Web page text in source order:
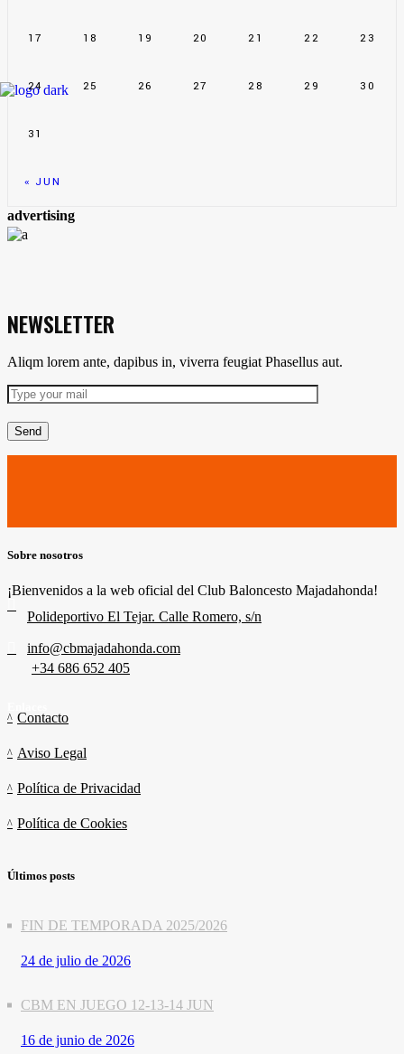
« JUN
17 18 19 20 21 22 23
24 25 26 27 28 29 30
31
advertising
NEWSLETTER
Aliqm lorem ante, dapibus in, viverra feugiat Phasellus aut.
Send
Sobre nosotros
¡Bienvenidos a la web oficial del Club Baloncesto Majadahonda!
Polideportivo El Tejar. Calle Romero, s/n
info@cbmajadahonda.com
+34 686 652 405
Contacto
Aviso Legal
Política de Privacidad
Política de Cookies
Últimos posts
FIN DE TEMPORADA 2025/2026
24 de julio de 2026
CBM EN JUEGO 12-13-14 JUN
16 de junio de 2026